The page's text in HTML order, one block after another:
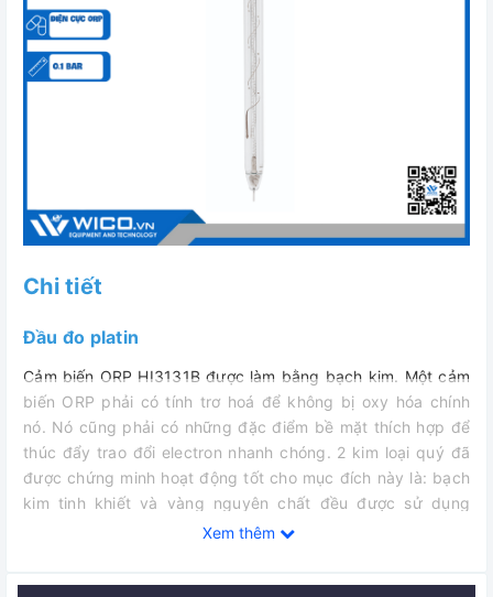
Chi tiết
Đầu đo platin
Cảm biến ORP HI3131B được làm bằng bạch kim. Một cảm
biến ORP phải có tính trơ hoá để không bị oxy hóa chính
nó. Nó cũng phải có những đặc điểm bề mặt thích hợp để
thúc đẩy trao đổi electron nhanh chóng. 2 kim loại quý đã
được chứng minh hoạt động tốt cho mục đích này là: bạch
kim tinh khiết và vàng nguyên chất đều được sử dụng
trong việc thiết kế các cảm biến ORP. Các cảm biến bạch
Xem thêm